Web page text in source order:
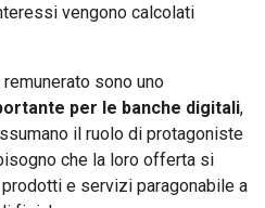
vengono calcolati
sono uno
per le banche digitali,
il ruolo di protagoniste
che la loro offerta si
e servizi paragonabile a